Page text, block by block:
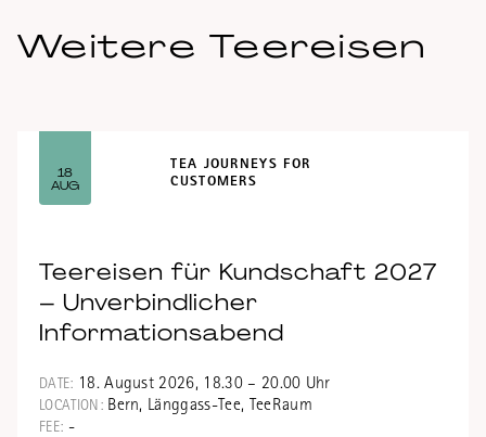
Weitere Teereisen
18
AUG
TEA JOURNEYS FOR
CUSTOMERS
Teereisen für Kundschaft 2027
– Unverbindlicher
Informationsabend
DATE: 18. August 2026, 18.30 – 20.00 Uhr
LOCATION:Bern, Länggass-Tee, TeeRaum
FEE: -